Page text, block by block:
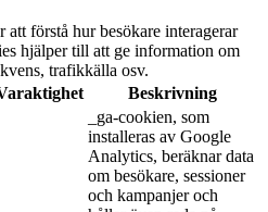
förstå hur besökare interagerar
hjälper till att ge information om
trafikkälla osv.
Beskrivning
_ga-cookien, som
installeras av Google
Analytics, beräknar data
om besökare, sessioner
och kampanjer och